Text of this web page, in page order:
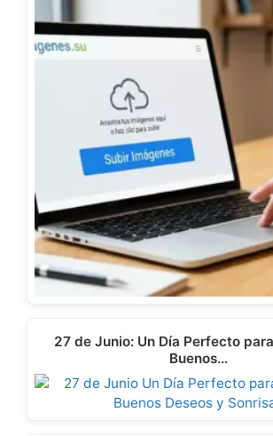
27 de Junio: Un Día Perfecto
Buenos…